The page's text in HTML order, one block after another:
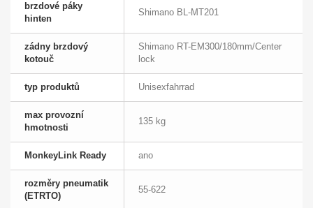
brzdové páky
hinten
Shimano BL-MT201
zádny brzdový
kotouč
Shimano RT-EM300/180mm/Center
lock
typ produktů Unisexfahrrad
max provozní
hmotnosti
135 kg
MonkeyLink Ready ano
rozměry pneumatik
(ETRTO)
55-622